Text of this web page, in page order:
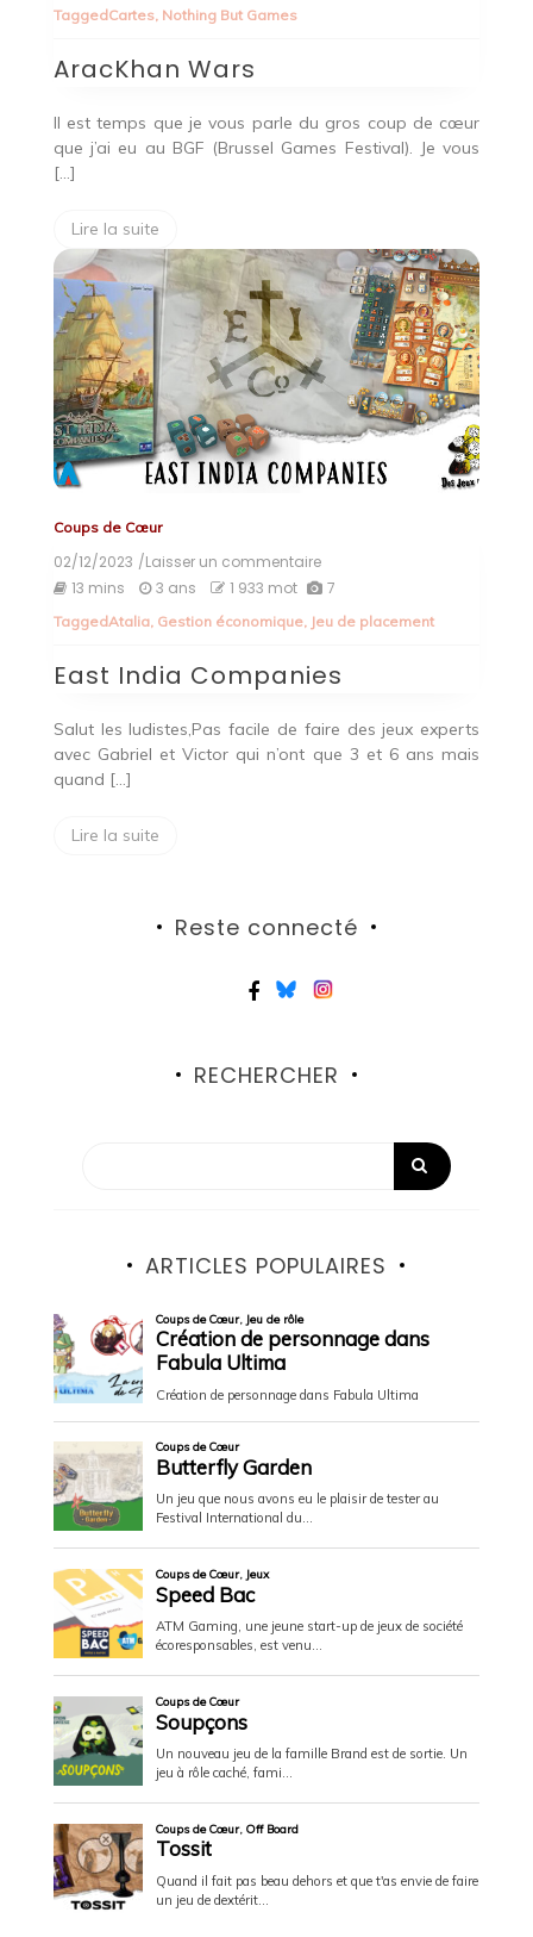
TaggedCartes, Nothing But Games
AracKhan Wars
Il est temps que je vous parle du gros coup de cœur
que j’ai eu au BGF (Brussel Games Festival). Je vous
[…]
Lire la suite
Coups de Cœur
02/12/2023 /Laisser un commentaireon
East
Companies
13 mins 3 ans 1 933 mot 7
TaggedAtalia, Gestion économique, Jeu de placement
East India Companies
Salut les ludistes,Pas facile de faire des jeux experts
avec Gabriel et Victor qui n’ont que 3 et 6 ans mais
quand […]
Lire la suite
Reste connecté
RECHERCHER
ARTICLES POPULAIRES